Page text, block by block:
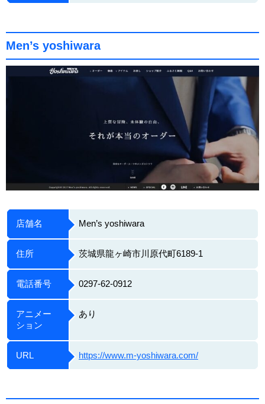
Men’s yoshiwara
店舗名 Men’s yoshiwara
住所 茨城県龍ヶ崎市川原代町6189-1
電話番号 0297-62-0912
アニメー
ション
あり
URL https://www.m-yoshiwara.com/